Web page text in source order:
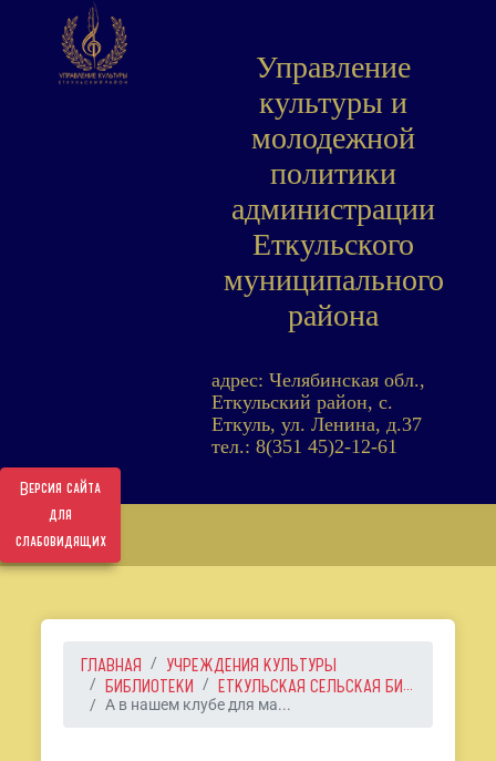
Версия сайта
для
слабовидящих
Управление
культуры и
молодежной
политики
администрации
Еткульского
муниципального
района
адрес: Челябинская обл.,
Еткульский район, с.
Еткуль, ул. Ленина, д.37
тел.: 8(351 45)2-12-61
ГЛАВНАЯ
УЧРЕЖДЕНИЯ КУЛЬТУРЫ
БИБЛИОТЕКИ
ЕТКУЛЬСКАЯ СЕЛЬСКАЯ БИ...
А в нашем клубе для ма...